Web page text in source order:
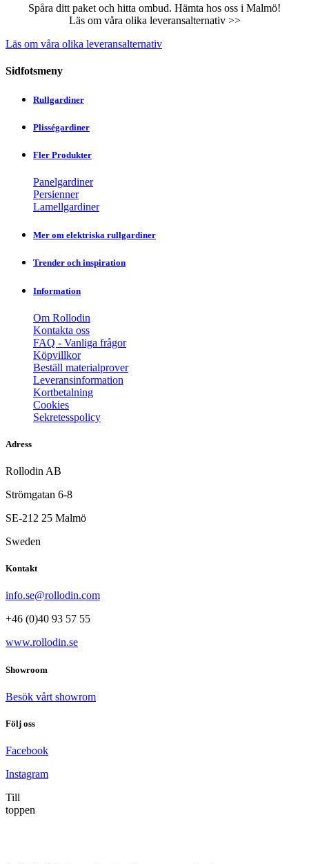
Spåra ditt paket och hitta ombud. Hämta hos oss i Malmö!
Läs om våra olika leveransalternativ >>
Läs om våra olika leveransalternativ
Sidfotsmeny
Rullgardiner
Plisségardiner
Fler Produkter
Panelgardiner
Persienner
Lamellgardiner
Mer om elektriska rullgardiner
Trender och inspiration
Information
Om Rollodin
Kontakta oss
FAQ - Vanliga frågor
Köpvillkor
Beställ materialprover
Leveransinformation
Kortbetalning
Cookies
Sekretesspolicy
Adress
Rollodin AB
Strömgatan 6-8
SE-212 25 Malmö
Sweden
Kontakt
info.se@rollodin.com
+46 (0)40 93 57 55
www.rollodin.se
Showroom
Besök vårt showrom
Följ oss
Facebook
Instagram
Till
toppen